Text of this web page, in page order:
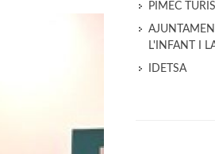
PIMEC
L'INFANT I
IDETSA